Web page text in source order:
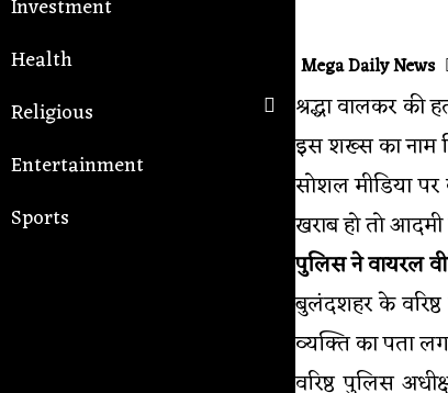
Investment
Health
Religious
Entertainment
Sports
Mega Daily News
श्रद्धा वालकर
इस शख्स का नाम
सोशल मीडिया
खराब हो तो
पुलिस ने वायरल
बुलंदशहर के
व्यक्ति का पता
वरिष्ठ पुलिस